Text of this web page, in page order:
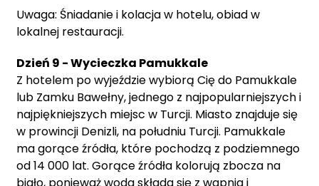
Uwaga: Śniadanie i kolacja w hotelu, obiad w
lokalnej restauracji.
Dzień 9 - Wycieczka Pamukkale
Z hotelem po wyjeździe wybiorą Cię do Pamukkale
lub Zamku Bawełny, jednego z najpopularniejszych i
najpiękniejszych miejsc w Turcji. Miasto znajduje się
w prowincji Denizli, na południu Turcji. Pamukkale
ma gorące źródła, które pochodzą z podziemnego
od 14 000 lat. Gorące źródła kolorują zbocza na
biało, ponieważ woda składa się z wapnia i